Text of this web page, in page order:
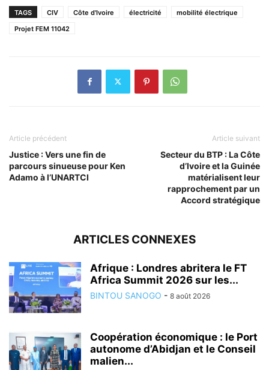
TAGS CIV Côte d'Ivoire électricité
mobilité électrique
Projet FEM 11042
Article précédent
Justice : Vers une fin de
parcours sinueuse pour Ken
Adamo à l’UNARTCI
Article suivant
Secteur du BTP : La Côte
d’Ivoire et la Guinée
matérialisent leur
rapprochement par un
Accord stratégique
ARTICLES CONNEXES
Afrique : Londres abritera le FT
Africa Summit 2026 sur les...
BINTOU SANOGO - 8 août 2026
Coopération économique : le Port
autonome d’Abidjan et le Conseil
malien...